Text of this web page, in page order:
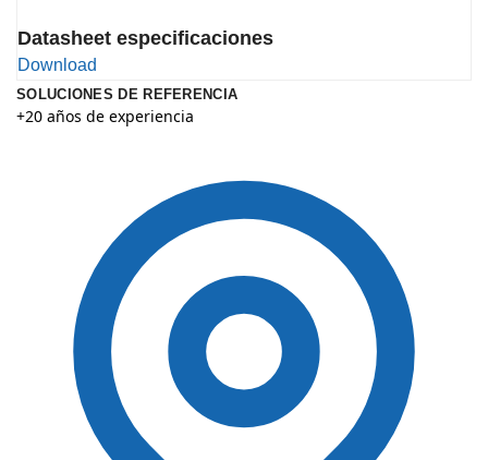
Datasheet especificaciones
Download
SOLUCIONES DE REFERENCIA
+20 años de experiencia